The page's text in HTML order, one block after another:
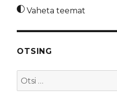
Vaheta teemat
OTSING
Otsi: